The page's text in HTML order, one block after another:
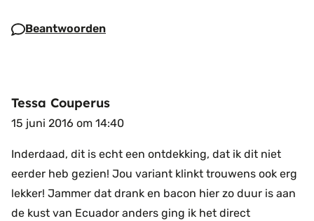
Beantwoorden
Tessa Couperus
15 juni 2016 om 14:40
Inderdaad, dit is echt een ontdekking, dat ik dit niet
eerder heb gezien! Jou variant klinkt trouwens ook erg
lekker! Jammer dat drank en bacon hier zo duur is aan
de kust van Ecuador anders ging ik het direct